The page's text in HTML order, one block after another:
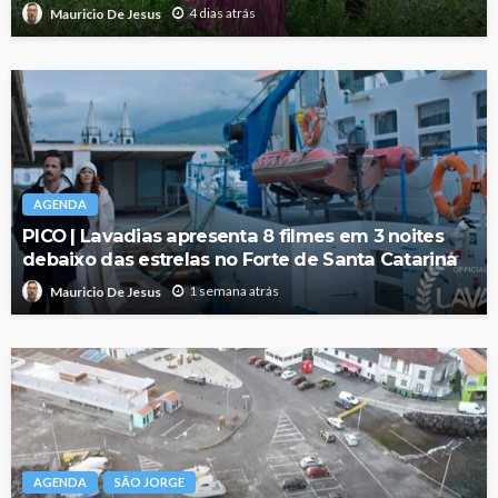
Mauricio De Jesus 4 dias atrás
AGENDA
PICO | Lavadias apresenta 8 filmes em 3 noites
debaixo das estrelas no Forte de Santa Catarina
Mauricio De Jesus 1 semana atrás
AGENDA SÃO JORGE